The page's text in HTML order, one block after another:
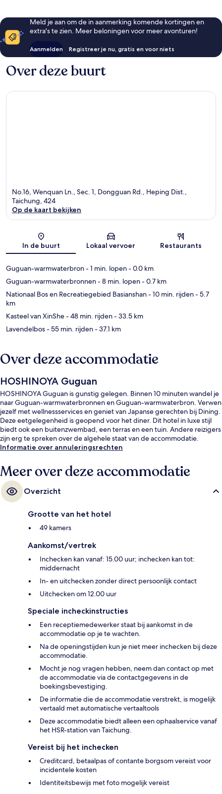
Meld je aan om de in aanmerking komende kortingen en
extra's te zien. Meer beloningen voor meer avonturen!
Aanmelden Registreer je nu, gratis en voor niets
Over deze buurt
No.16, Wenquan Ln., Sec. 1, Dongguan Rd., Heping Dist.,
Taichung, 424
Op de kaart bekijken
In de buurt Lokaal vervoer Restaurants
Guguan-warmwaterbron- 1 min. lopen- 0.0 km
Guguan-warmwaterbronnen- 8 min. lopen- 0.7 km
Nationaal Bos en Recreatiegebied Basianshan- 10 min. rijden- 5.7
km
Kasteel van XinShe- 48 min. rijden- 33.5 km
Lavendelbos- 55 min. rijden- 37.1 km
Over deze accommodatie
HOSHINOYA Guguan
HOSHINOYA Guguan is gunstig gelegen. Binnen 10 minuten wandel je
naar Guguan-warmwaterbronnen en Guguan-warmwaterbron. Verwen
jezelf met wellnessservices en geniet van Japanse gerechten bij Dining.
Deze eetgelegenheid is geopend voor het diner. Dit hotel in luxe stijl
biedt ook een buitenzwembad, een terras en een tuin. Andere reizigers
zijn erg te spreken over de algehele staat van de accommodatie.
Informatie over annuleringsrechten
Meer over deze accommodatie
Overzicht
Grootte van het hotel
49 kamers
Aankomst/vertrek
Inchecken kan vanaf: 15.00 uur; inchecken kan tot:
middernacht
In- en uitchecken zonder direct persoonlijk contact
Uitchecken om 12.00 uur
Speciale incheckinstructies
Een receptiemedewerker staat bij aankomst in de
accommodatie op je te wachten.
Na de openingstijden kun je niet meer inchecken bij deze
accommodatie.
Mocht je nog vragen hebben, neem dan contact op met
de accommodatie via de contactgegevens in de
boekingsbevestiging.
De informatie die de accommodatie verstrekt, is mogelijk
vertaald met automatische vertaaltools
Deze accommodatie biedt alleen een ophaalservice vanaf
het HSR-station van Taichung.
Vereist bij het inchecken
Creditcard, betaalpas of contante borgsom vereist voor
incidentele kosten
Identiteitsbewijs met foto mogelijk vereist